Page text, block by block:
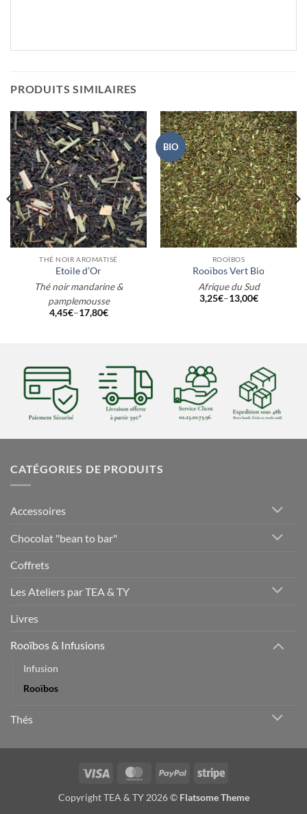
PRODUITS SIMILAIRES
THÉ NOIR AROMATISÉ
Etoile d’Or
Thé noir mandarine &
pamplemousse
4,45€–17,80€
BIO
ROOÏBOS
Rooïbos Vert Bio
Afrique du Sud
3,25€–13,00€
CATÉGORIES DE PRODUITS
Accessoires
Chocolat "bean to bar"
Coffrets
Les Ateliers par TEA & TY
Livres
Rooïbos & Infusions
Infusion
Rooïbos
Thés
Visa MasterCardPayPal Stripe
Copyright TEA & TY 2026 © Flatsome Theme